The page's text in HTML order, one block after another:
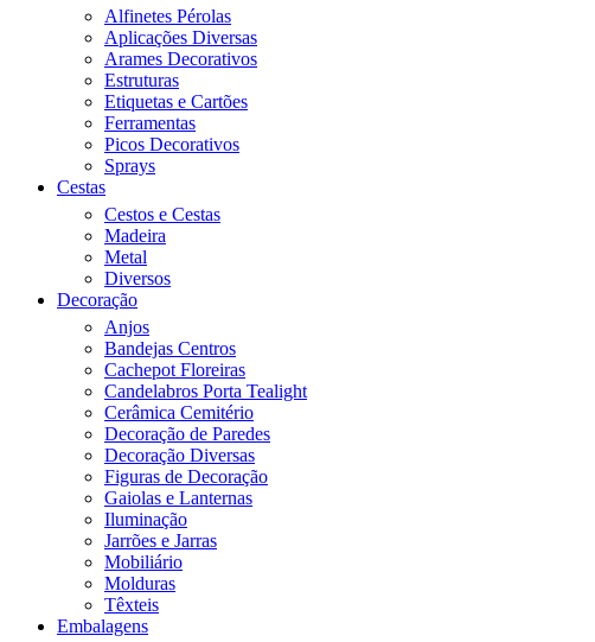
Alfinetes Pérolas
Aplicações Diversas
Arames Decorativos
Estruturas
Etiquetas e Cartões
Ferramentas
Picos Decorativos
Sprays
Cestas
Cestos e Cestas
Madeira
Metal
Diversos
Decoração
Anjos
Bandejas Centros
Cachepot Floreiras
Candelabros Porta Tealight
Cerâmica Cemitério
Decoração de Paredes
Decoração Diversas
Figuras de Decoração
Gaiolas e Lanternas
Iluminação
Jarrões e Jarras
Mobiliário
Molduras
Têxteis
Embalagens